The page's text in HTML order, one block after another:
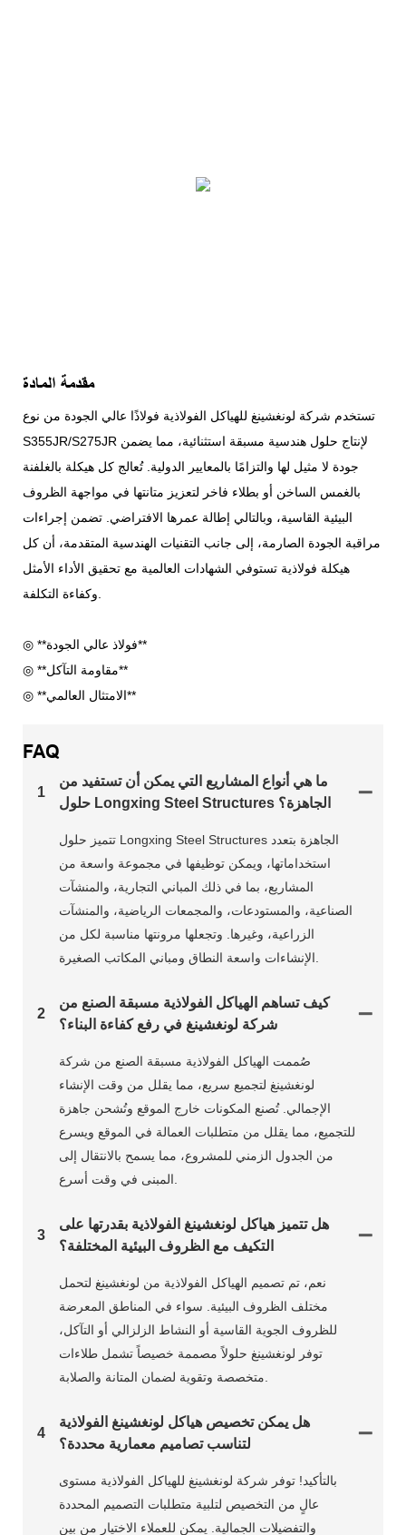
مقدمة المادة
تستخدم شركة لونغشينغ للهياكل الفولاذية فولاذًا عالي الجودة من نوع
S355JR/S275JR لإنتاج حلول هندسية مسبقة استثنائية، مما يضمن
جودة لا مثيل لها والتزامًا بالمعايير الدولية. تُعالج كل هيكلة بالغلفنة
بالغمس الساخن أو بطلاء فاخر لتعزيز متانتها في مواجهة الظروف
البيئية القاسية، وبالتالي إطالة عمرها الافتراضي. تضمن إجراءات
مراقبة الجودة الصارمة، إلى جانب التقنيات الهندسية المتقدمة، أن كل
هيكلة فولاذية تستوفي الشهادات العالمية مع تحقيق الأداء الأمثل
◎ **فولاذ عالي الجودة**
◎ **مقاومة التآكل**
◎ **الامتثال العالمي**
FAQ
1
ما هي أنواع المشاريع التي يمكن أن تستفيد من
حلول Longxing Steel Structures الجاهزة؟
تتميز حلول Longxing Steel Structures الجاهزة بتعدد
استخداماتها، ويمكن توظيفها في مجموعة واسعة من
المشاريع، بما في ذلك المباني التجارية، والمنشآت
الصناعية، والمستودعات، والمجمعات الرياضية، والمنشآت
الزراعية، وغيرها. وتجعلها مرونتها مناسبة لكل من
2
كيف تساهم الهياكل الفولاذية مسبقة الصنع من
شركة لونغشينغ في رفع كفاءة البناء؟
صُممت الهياكل الفولاذية مسبقة الصنع من شركة
لونغشينغ لتجميع سريع، مما يقلل من وقت الإنشاء
الإجمالي. تُصنع المكونات خارج الموقع وتُشحن جاهزة
للتجميع، مما يقلل من متطلبات العمالة في الموقع ويسرع
من الجدول الزمني للمشروع، مما يسمح بالانتقال إلى
3
هل تتميز هياكل لونغشينغ الفولاذية بقدرتها على
التكيف مع الظروف البيئية المختلفة؟
نعم، تم تصميم الهياكل الفولاذية من لونغشينغ لتحمل
مختلف الظروف البيئية. سواء في المناطق المعرضة
للظروف الجوية القاسية أو النشاط الزلزالي أو التآكل،
توفر لونغشينغ حلولاً مصممة خصيصاً تشمل طلاءات
4
هل يمكن تخصيص هياكل لونغشينغ الفولاذية
لتناسب تصاميم معمارية محددة؟
بالتأكيد! توفر شركة لونغشينغ للهياكل الفولاذية مستوى
عالٍ من التخصيص لتلبية متطلبات التصميم المحددة
والتفضيلات الجمالية. يمكن للعملاء الاختيار من بين